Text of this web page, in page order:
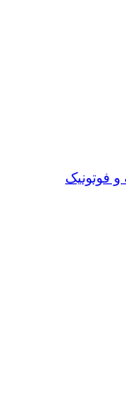
فوتونیک